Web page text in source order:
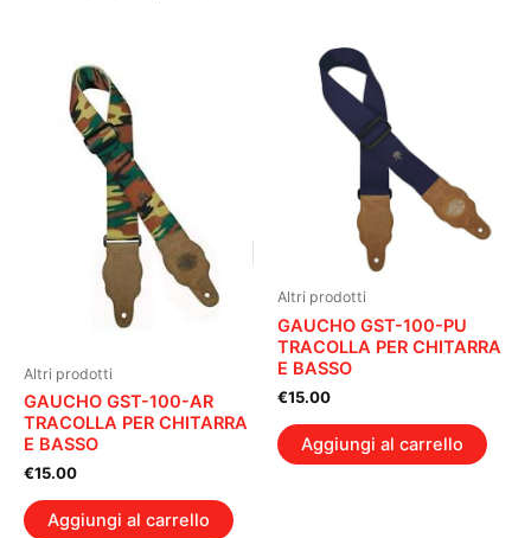
Altri prodotti
GAUCHO GST-100-AR
TRACOLLA PER CHITARRA
E BASSO
€15.00
Aggiungi al carrello
Altri prodotti
GAUCHO GST-100-PU
TRACOLLA PER CHITARRA
E BASSO
€15.00
Aggiungi al carrello